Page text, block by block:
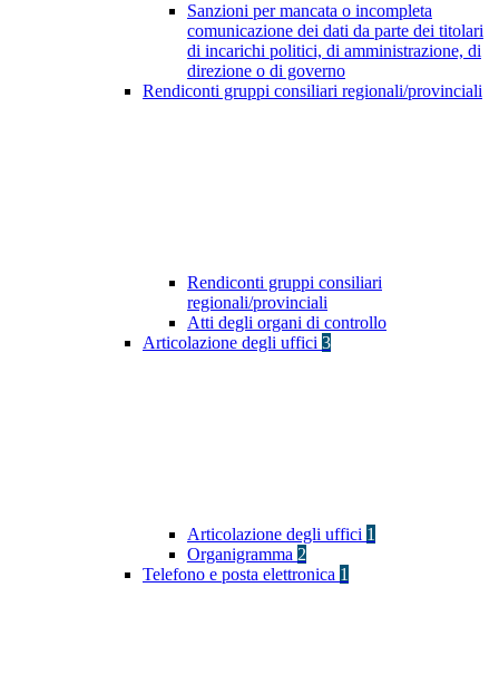
Sanzioni per mancata o incompleta
comunicazione dei dati da parte dei titolari
di incarichi politici, di amministrazione, di
direzione o di governo
Rendiconti gruppi consiliari regionali/provinciali
Rendiconti gruppi consiliari
regionali/provinciali
Atti degli organi di controllo
Articolazione degli uffici 3
Articolazione degli uffici 1
Organigramma 2
Telefono e posta elettronica 1